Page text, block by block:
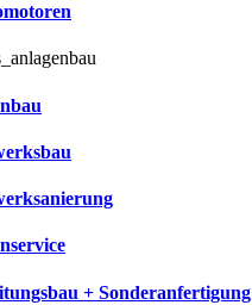
+ Sonderanfertigung